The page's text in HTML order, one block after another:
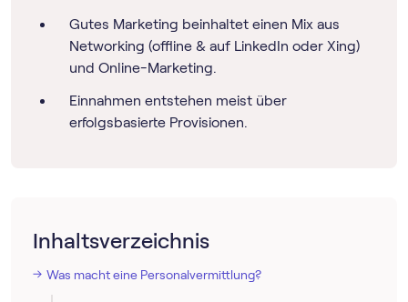
Gutes Marketing beinhaltet einen Mix aus
Networking (offline & auf LinkedIn oder Xing)
und Online-Marketing.
Einnahmen entstehen meist über
erfolgsbasierte Provisionen.
Inhaltsverzeichnis
Was macht eine Personalvermittlung?